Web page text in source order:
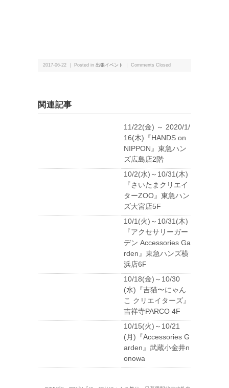
2017-06-22 ｜ Posted in 出張イベント Comments Closed
関連記事
11/22(金) ～ 2020/1/
16(木)『HANDS on
NIPPON』東急ハン
ズ広島店2階
10/2(水)～10/31(木)
『さいたまクリエイ
ターZOO』東急ハン
ズ大宮店5F
10/1(火)～10/31(木)
『アクセサリーガー
デン Accessories Ga
rden』東急ハンズ横
浜店6F
10/18(金)～10/30
(水)『吉猫〜にゃん
こ クリエイターズ』
吉祥寺PARCO 4F
10/15(火)～10/21
(月)『Accessories G
arden』武蔵小金井n
onowa